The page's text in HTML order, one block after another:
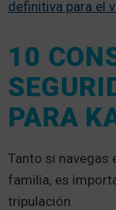
definitiva para el
10
PARA
Tanto si navegas
familia, es
tripulación.